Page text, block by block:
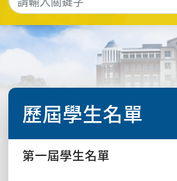
歷屆學生名單
第一屆學生名單